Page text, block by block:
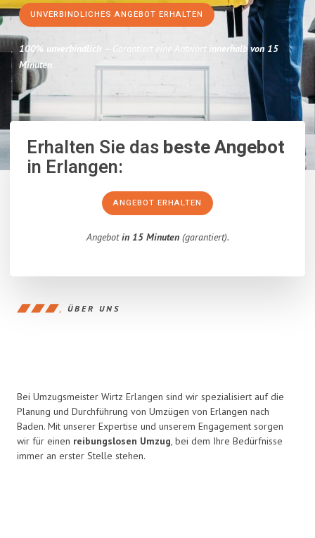
UNVERBINDLICHES ANGEBOT ERHALTEN
100% unverbindlich – Garantiert eine Antwort innerhalb von 15
Minuten.
Erhalten Sie dasbeste Angebot
in Erlangen:
ANGEBOT ERHALTEN
Angebotin 15 Minuten(garantiert).
ÜBER UNS
Bei Umzugsmeister Wirtz Erlangen sind wir spezialisiert auf die
Planung und Durchführung von Umzügen von Erlangen nach
Baden. Mit unserer Expertise und unserem Engagement sorgen
wir für einen reibungslosen Umzug, bei dem Ihre Bedürfnisse
immer an erster Stelle stehen.